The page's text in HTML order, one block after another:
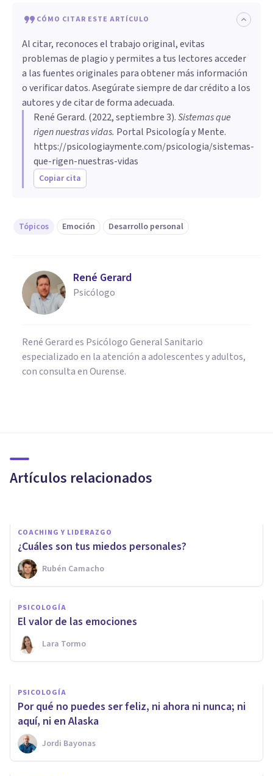
CÓMO CITAR ESTE ARTÍCULO
Al citar, reconoces el trabajo original, evitas
problemas de plagio y permites a tus lectores acceder
a las fuentes originales para obtener más información
o verificar datos. Asegúrate siempre de dar crédito a los
autores y de citar de forma adecuada.
René Gerard. (2022, septiembre 3).Sistemas que
rigen nuestras vidas. Portal Psicología y Mente.
https://psicologiaymente.com/psicologia/sistemas-
que-rigen-nuestras-vidas
Copiar cita
Tópicos Emoción Desarrollo personal
René Gerard
Psicólogo
René Gerard es Psicólogo General Sanitario
especializado en la atención a adolescentes y adultos,
con consulta en Ourense.
Artículos relacionados
hagas cargo de tus emociones?
COACHING Y LIDERAZGO
¿Cuáles son tus miedos personales?
Rubén Camacho
PSICOLOGÍA
El valor de las emociones
Lara Tormo
PSICOLOGÍA
Emociones a tu servicio: cómo
entender y gestionar tus
emociones puede cambiarte la
vidaRubén Camacho
PSICOLOGÍA
Por qué no puedes ser feliz, ni ahora ni nunca; ni
aquí, ni en Alaska
Jordi Bayonas